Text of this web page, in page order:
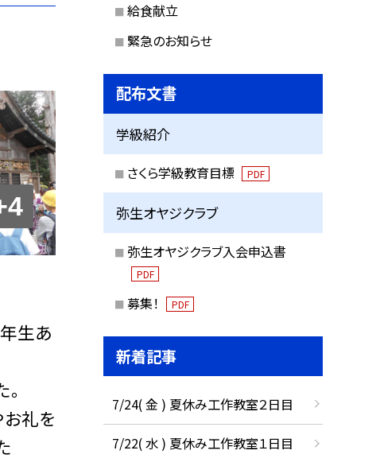
生あ
お礼を
給食献立
緊急のお知らせ
配布文書
学級紹介
さくら学級教育目標 PDF
弥生オヤジクラブ
弥生オヤジクラブ入会申込書
PDF
募集！ PDF
新着記事
7/24( 金 ) 夏休み工作教室２日目
7/22( 水 ) 夏休み工作教室１日目